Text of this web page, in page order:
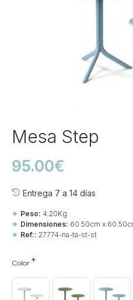
Mesa Step
Entrega 7 a 14 días
Peso: 4.20Kg
Dimensiones: 60.50cm x
Ref:: 27774-na-ta-st-st
95.00€
Color